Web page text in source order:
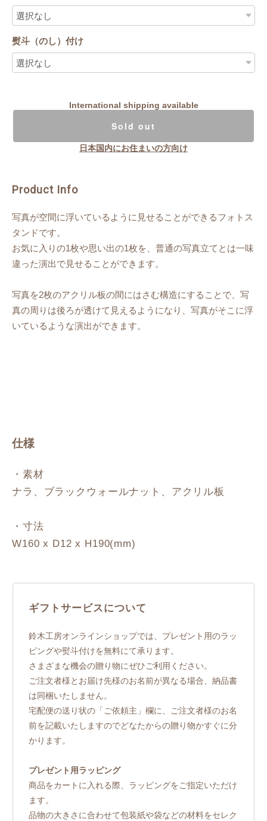
熨斗（のし）付け
International shipping available
Sold out
日本国内にお住まいの方向け
Product Info
写真が空間に浮いているように見せることができるフォトス
タンドです。
お気に入りの1枚や思い出の1枚を、普通の写真立てとは一味
違った演出で見せることができます。
写真を2枚のアクリル板の間にはさむ構造にすることで、写
真の周りは後ろが透けて見えるようになり、写真がそこに浮
いているような演出ができます。
仕様
・素材
ナラ、ブラックウォールナット、アクリル板
・寸法
W160 x D12 x H190(mm)
ギフトサービスについて
鈴木工房オンラインショップでは、プレゼント用のラッ
ピングや熨斗付けを無料にて承ります。
さまざまな機会の贈り物にぜひご利用ください。
ご注文者様とお届け先様のお名前が異なる場合、納品書
は同梱いたしません。
宅配便の送り状の「ご依頼主」欄に、ご注文者様のお名
前を記載いたしますのでどなたからの贈り物かすぐに分
かります。
プレゼント用ラッピング
商品をカートに入れる際、ラッピングをご指定いただけ
ます。
品物の大きさに合わせて包装紙や袋などの材料をセレク